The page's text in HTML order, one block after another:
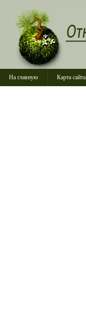
На главную Карта сайта